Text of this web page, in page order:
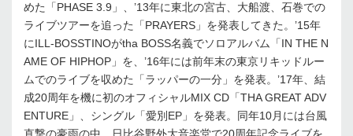
めた「PHASE 3.9」、’13年に東北の宮古、大船渡、石巻での
ライブツアーを追った「PRAYERS」を発表してきた。’15年
にILL-BOSSTINOがtha BOSS名義でソロアルバム「IN THE N
AME OF HIPHOP」を、’16年には前年末の東京リキッドルー
ムでのライブを収めた「ラッパーの一分」を発表。’17年、結
成20周年を機に初のオフィシャルMIX CD「THA GREAT ADV
ENTURE」、シングル「愛別EP」を発表。同年10月には台風